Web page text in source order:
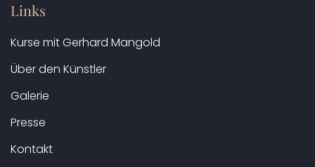
Links
Kurse mit Gerhard Mangold
Über den Künstler
Galerie
Presse
Kontakt